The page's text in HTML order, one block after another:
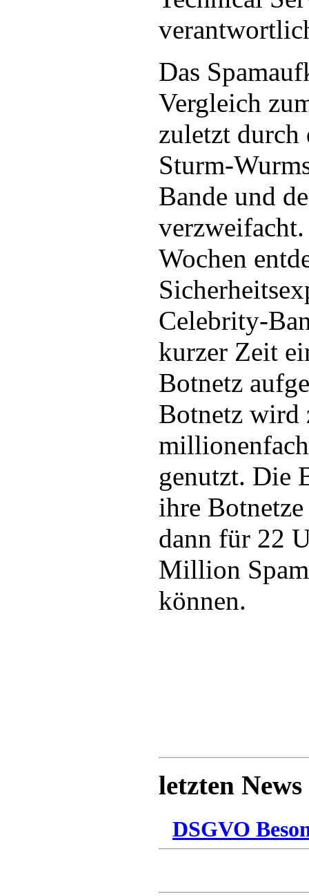
Das
Vergleich
zuletzt durch
Sturm-
Bande und
Wochen
Celebrity-
kurzer Zeit
Botnetz
Botnetz wird
genutzt. Die
ihre
dann für 22
Million
können.
letzten News
DSGVO